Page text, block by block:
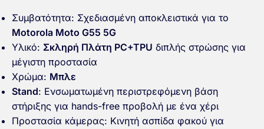
Συμβατότητα: Σχεδιασμένη αποκλειστικά για το
Motorola Moto G55 5G
Υλικό: Σκληρή Πλάτη PC+TPU διπλής στρώσης για
μέγιστη προστασία
Χρώμα: Μπλε
Stand: Ενσωματωμένη περιστρεφόμενη βάση
στήριξης για hands-free προβολή με ένα χέρι
Προστασία κάμερας: Κινητή ασπίδα φακού για